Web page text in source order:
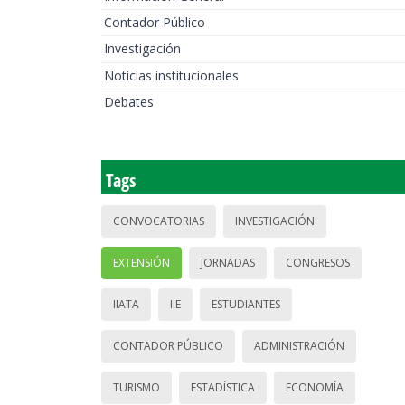
Contador Público
Investigación
Noticias institucionales
Debates
Tags
CONVOCATORIAS INVESTIGACIÓN
EXTENSIÓN JORNADAS CONGRESOS
IIATA IIE ESTUDIANTES
CONTADOR PÚBLICO ADMINISTRACIÓN
TURISMO ESTADÍSTICA ECONOMÍA